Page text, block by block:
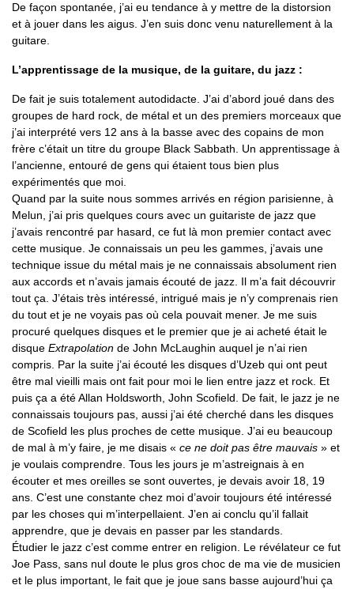
De façon spontanée, j’ai eu tendance à y mettre de la distorsion
et à jouer dans les aigus. J’en suis donc venu naturellement à la
guitare.
L’apprentissage de la musique, de la guitare, du jazz :
De fait je suis totalement autodidacte. J’ai d’abord joué dans des
groupes de hard rock, de métal et un des premiers morceaux que
j’ai interprété vers 12 ans à la basse avec des copains de mon
frère c’était un titre du groupe Black Sabbath. Un apprentissage à
l’ancienne, entouré de gens qui étaient tous bien plus
expérimentés que moi.
Quand par la suite nous sommes arrivés en région parisienne, à
Melun, j’ai pris quelques cours avec un guitariste de jazz que
j’avais rencontré par hasard, ce fut là mon premier contact avec
cette musique. Je connaissais un peu les gammes, j’avais une
technique issue du métal mais je ne connaissais absolument rien
aux accords et n’avais jamais écouté de jazz. Il m’a fait découvrir
tout ça. J’étais très intéressé, intrigué mais je n’y comprenais rien
du tout et je ne voyais pas où cela pouvait mener. Je me suis
procuré quelques disques et le premier que je ai acheté était le
disque Extrapolation de John McLaughin auquel je n’ai rien
compris. Par la suite j’ai écouté les disques d’Uzeb qui ont peut
être mal vieilli mais ont fait pour moi le lien entre jazz et rock. Et
puis ça a été Allan Holdsworth, John Scofield. De fait, le jazz je ne
connaissais toujours pas, aussi j’ai été cherché dans les disques
de Scofield les plus proches de cette musique. J’ai eu beaucoup
de mal à m’y faire, je me disais « ce ne doit pas être mauvais » et
je voulais comprendre. Tous les jours je m’astreignais à en
écouter et mes oreilles se sont ouvertes, je devais avoir 18, 19
ans. C’est une constante chez moi d’avoir toujours été intéressé
par les choses qui m’interpellaient. J’en ai conclu qu’il fallait
apprendre, que je devais en passer par les standards.
Étudier le jazz c’est comme entrer en religion. Le révélateur ce fut
Joe Pass, sans nul doute le plus gros choc de ma vie de musicien
et le plus important, le fait que je joue sans basse aujourd’hui ça